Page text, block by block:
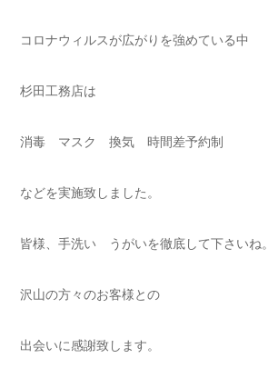
コロナウィルスが広がりを強めている中
杉田工務店は
消毒 マスク 換気 時間差予約制
などを実施致しました。
皆様、手洗い うがいを徹底して下さいね。
沢山の方々のお客様との
出会いに感謝致します。